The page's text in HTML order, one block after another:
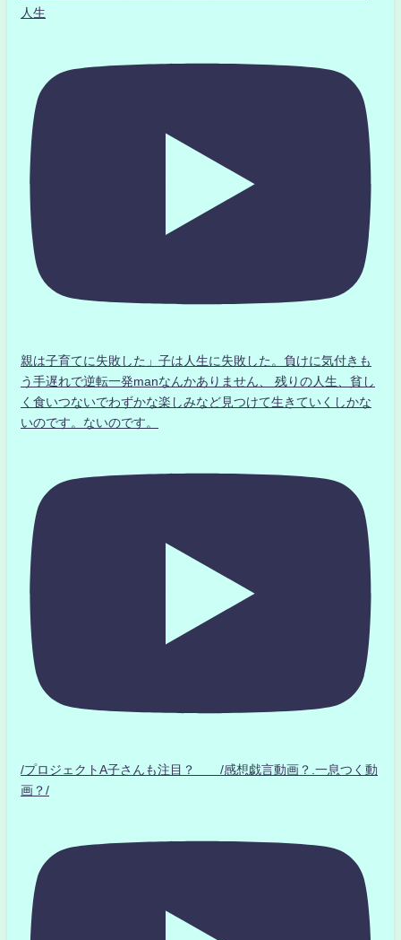
人生
親は子育てに失敗した」子は人生に失敗した。負けに気付きも
う手遅れで逆転一発manなんかありません、 残りの人生、貧し
く食いつないでわずかな楽しみなど見つけて生きていくしかな
いのです。ないのです。
/プロジェクトA子さんも注目？ /感想戯言動画？.一息つく動
画？/